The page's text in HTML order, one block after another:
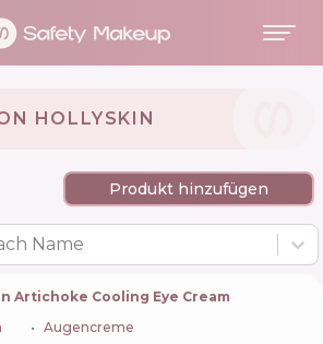
HOLLYSKIN 🇺🇦
Produkt hinzufügen
Name
Artichoke Cooling Eye Cream
Augencreme